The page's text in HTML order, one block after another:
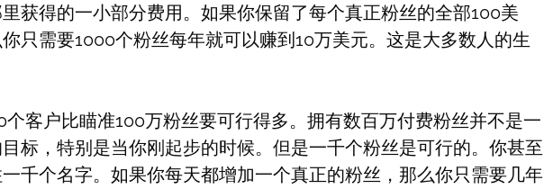
获得的一小部分费用。如果你保留了每个真正粉丝的全部100美
只需要1000个粉丝每年就可以赚到10万美元。这是大多数人的生
个客户比瞄准100万粉丝要可行得多。拥有数百万付费粉丝并不是一
标，特别是当你刚起步的时候。但是一千个粉丝是可行的。你甚至
千个名字。如果你每天都增加一个真正的粉丝，那么你只需要几年